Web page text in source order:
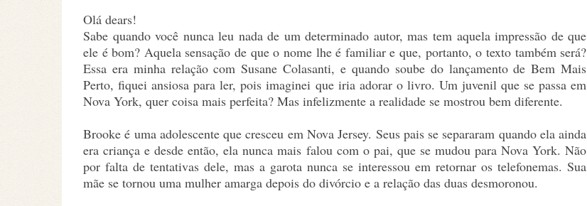
Olá dears!
Sabe quando você nunca leu nada de um determinado autor, mas tem aquela impressão de que
ele é bom? Aquela sensação de que o nome lhe é familiar e que, portanto, o texto também será?
Essa era minha relação com Susane Colasanti, e quando soube do lançamento de Bem Mais
Perto, fiquei ansiosa para ler, pois imaginei que iria adorar o livro. Um juvenil que se passa em
Nova York, quer coisa mais perfeita? Mas infelizmente a realidade se mostrou bem diferente.
Brooke é uma adolescente que cresceu em Nova Jersey. Seus pais se separaram quando ela ainda
era criança e desde então, ela nunca mais falou com o pai, que se mudou para Nova York. Não
por falta de tentativas dele, mas a garota nunca se interessou em retornar os telefonemas. Sua
mãe se tornou uma mulher amarga depois do divórcio e a relação das duas desmoronou.